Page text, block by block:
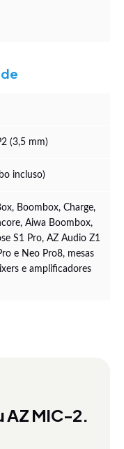
(3,5 mm)
incluso)
Boombox, Charge,
Aiwa Boombox,
S1 Pro, AZ Audio Z1
e Neo Pro8, mesas
e amplificadores
AZ MIC-2.